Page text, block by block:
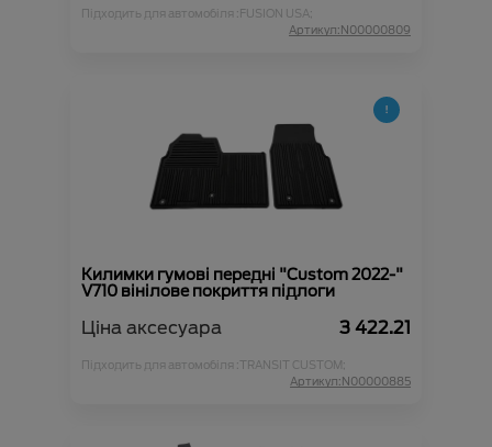
Підходить для автомобіля :FUSION USA;
Артикул:N00000809
Килимки гумові передні "Custom 2022-"
V710 вінілове покриття підлоги
Ціна аксесуара 3 422.21
Підходить для автомобіля :TRANSIT CUSTOM;
Артикул:N00000885